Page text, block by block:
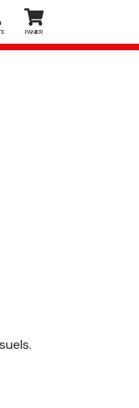
PANIER